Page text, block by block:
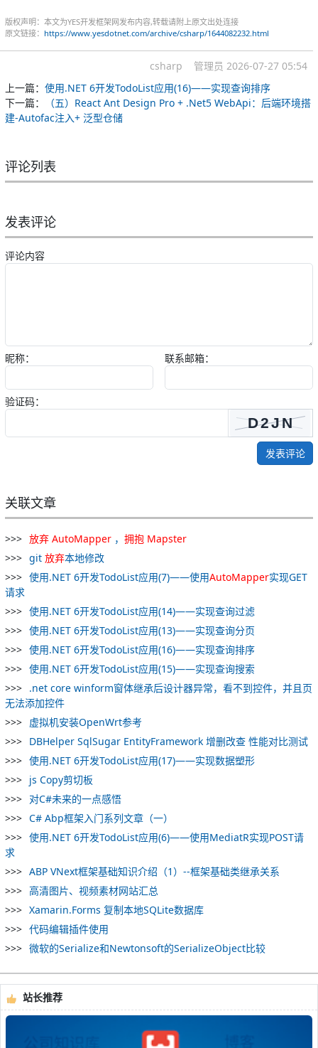
版权声明：本文为YES开发框架网发布内容,转载请附上原文出处连接
原文链接： https://www.yesdotnet.com/archive/csharp/1644082232.html
csharp 管理员 2026-07-27 05:54
上一篇： 使用.NET 6开发TodoList应用(16)——实现查询排序
下一篇：
（五）React Ant Design Pro + .Net5 WebApi：后端环境搭
建-Autofac注入+ 泛型仓储
评论列表
发表评论
评论内容
昵称： 联系邮箱：
验证码：
发表评论
关联文章
放弃 AutoMapper ， 拥抱 Mapster
git 放弃本地修改
使用.NET 6开发TodoList应用(7)——使用AutoMapper实现GET
请求
使用.NET 6开发TodoList应用(14)——实现查询过滤
使用.NET 6开发TodoList应用(13)——实现查询分页
使用.NET 6开发TodoList应用(16)——实现查询排序
使用.NET 6开发TodoList应用(15)——实现查询搜索
.net core winform窗体继承后设计器异常，看不到控件，并且页
无法添加控件
虚拟机安装OpenWrt参考
DBHelper SqlSugar EntityFramework 增删改查 性能对比测试
使用.NET 6开发TodoList应用(17)——实现数据塑形
js Copy剪切板
对C#未来的一点感悟
C# Abp框架入门系列文章（一）
使用.NET 6开发TodoList应用(6)——使用MediatR实现POST请
求
ABP VNext框架基础知识介绍（1）--框架基础类继承关系
高清图片、视频素材网站汇总
Xamarin.Forms 复制本地SQLite数据库
代码编辑插件使用
微软的Serialize和Newtonsoft的SerializeObject比较
站长推荐